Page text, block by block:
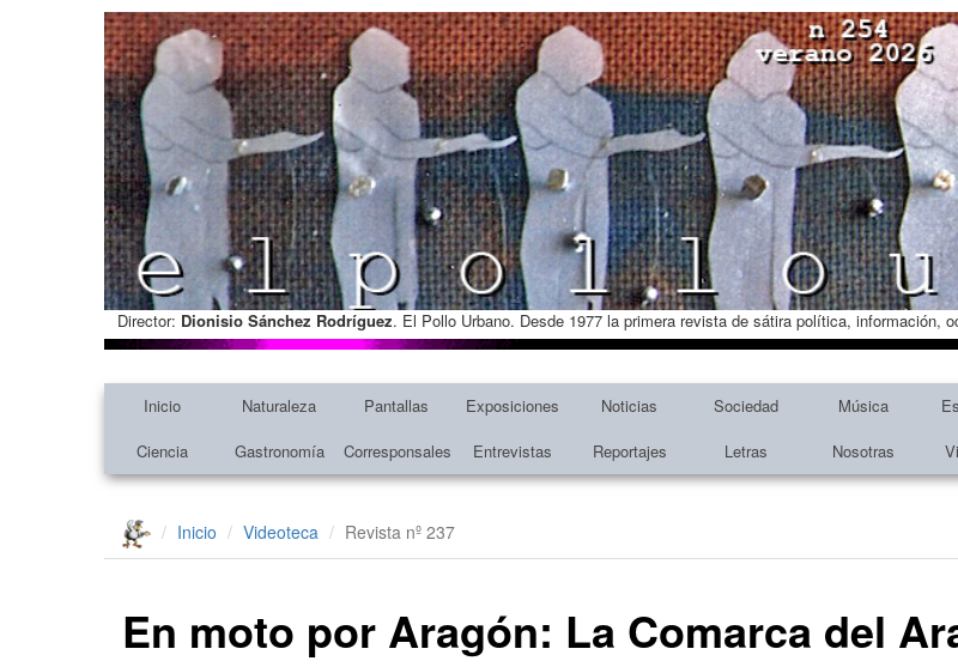
Director: Dionisio Sánchez Rodríguez. El Pollo Urbano. Desde 1977 la primera revista de sátira política, información,
Inicio Naturaleza Pantallas Exposiciones Noticias Sociedad Música
Ciencia
Gastronomía Corresponsales Entrevistas Reportajes Letras Nosotras
Inicio Videoteca Revista nº 237
En moto por Aragón: La Comarca del